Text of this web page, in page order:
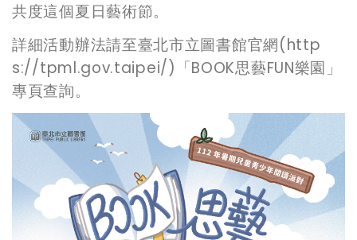
共度這個夏日藝術節。
詳細活動辦法請至臺北市立圖書館官網(http
s://tpml.gov.taipei/)「BOOK思藝FUN樂園」
專頁查詢。